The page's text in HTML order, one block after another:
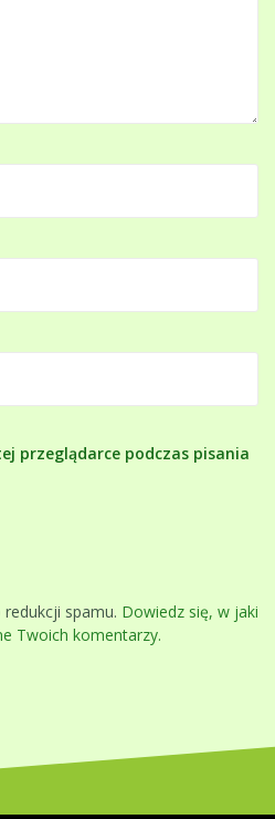
przeglądarce podczas pisania
spamu. Dowiedz się, w jaki
Twoich komentarzy.